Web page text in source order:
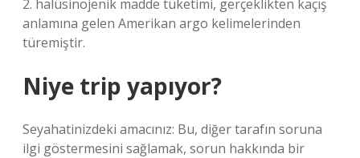
2. halüsinojenik madde tüketimi, gerçeklikten kaçış
anlamına gelen Amerikan argo kelimelerinden
türemiştir.
Niye trip yapıyor?
Seyahatinizdeki amacınız: Bu, diğer tarafın soruna
ilgi göstermesini sağlamak, sorun hakkında bir